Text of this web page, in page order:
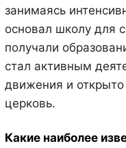
занимаясь
основал школу для
получали
стал активным
движения и открыто
церковь.
Какие наиболее